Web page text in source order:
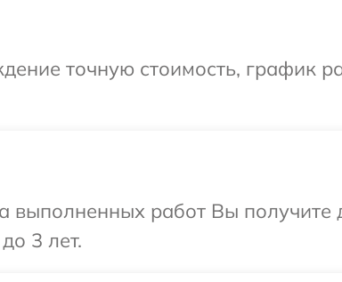
точную стоимость, график
выполненных работ Вы получите
3 лет.